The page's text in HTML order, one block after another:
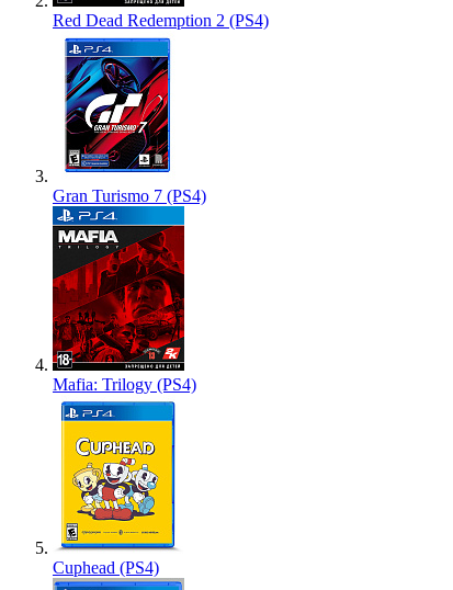
Red Dead Redemption 2 (PS4)
Gran Turismo 7 (PS4)
Mafia: Trilogy (PS4)
Cuphead (PS4)